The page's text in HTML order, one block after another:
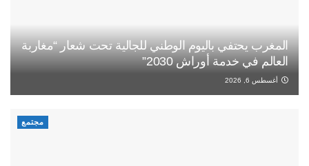
المغرب يحتفي باليوم الوطني للجالية تحت شعار “مغاربة
العالم في خدمة أوراش 2030”
أغسطس 6, 2026
مجتمع